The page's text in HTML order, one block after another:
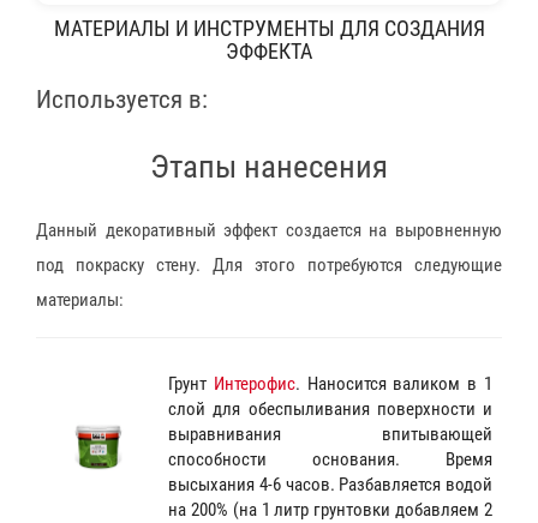
МАТЕРИАЛЫ И ИНСТРУМЕНТЫ ДЛЯ СОЗДАНИЯ
ЭФФЕКТА
Используется в:
Этапы нанесения
Данный декоративный эффект создается на выровненную
под покраску стену. Для этого потребуются следующие
материалы:
Грунт Интерофис. Наносится валиком в 1
слой для обеспыливания поверхности и
выравнивания впитывающей
способности основания. Время
высыхания 4-6 часов. Разбавляется водой
на 200% (на 1 литр грунтовки добавляем 2